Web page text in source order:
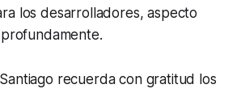
los desarrolladores, aspecto
recuerda con gratitud los